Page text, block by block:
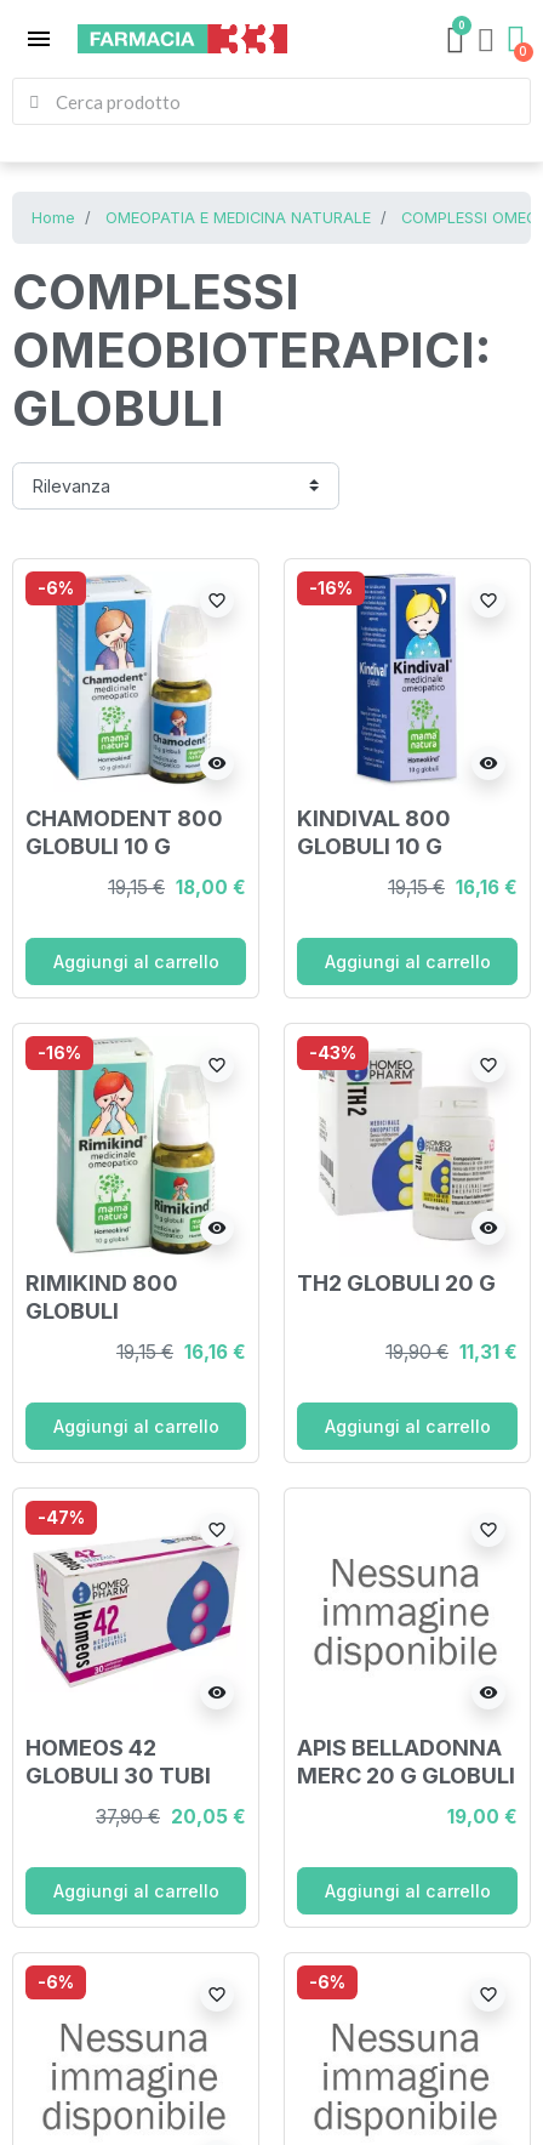
menu 0
Home OMEOPATIA E MEDICINA NATURALE COMPLESSI
COMPLESSI
OMEOBIOTERAPICI:
GLOBULI
-6%
visibility
favorite_border
CHAMODENT 800
GLOBULI 10 G
19,15 € 18,00 €
Aggiungi al carrello
-16%
visibility
favorite_border
KINDIVAL 800
GLOBULI 10 G
19,15 € 16,16 €
Aggiungi al carrello
-16%
visibility
favorite_border
RIMIKIND 800
GLOBULI
19,15 € 16,16 €
Aggiungi al carrello
-43%
visibility
favorite_border
TH2 GLOBULI 20 G
19,90 € 11,31 €
Aggiungi al carrello
-47%
visibility
favorite_border
HOMEOS 42
GLOBULI 30 TUBI
37,90 € 20,05 €
Aggiungi al carrello
visibility
favorite_border
APIS BELLADONNA
MERC 20 G GLOBULI
19,00 €
Aggiungi al carrello
-6%
favorite_border
-6%
favorite_border